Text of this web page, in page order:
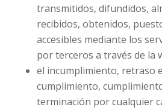
transmitidos, difundidos,
recibidos, obtenidos,
accesibles mediante los
por terceros a través de la
el incumplimiento, retraso
cumplimiento,
terminación por cualquier